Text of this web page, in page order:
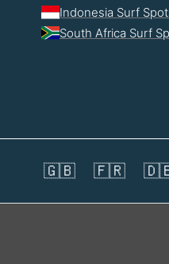
Indonesia Surf
South Africa Surf
🇬🇧 🇫🇷